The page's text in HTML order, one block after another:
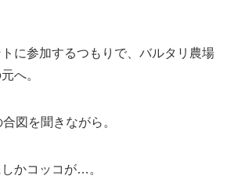
に参加するつもりで、バルタリ農場
へ。
図を聞きながら。
かコッコが…。